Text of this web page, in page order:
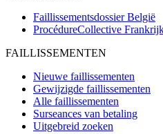
Faillissementsdossier België
ProcédureCollective
FAILLISSEMENTEN
Nieuwe faillissementen
Gewijzigde faillissementen
Alle faillissementen
Surseances van betaling
Uitgebreid zoeken